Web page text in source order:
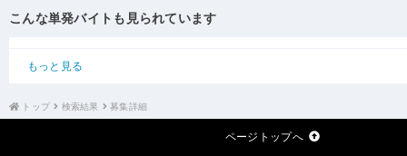
こんな単発バイトも見られています
もっと見る
トップ 検索結果 募集詳細
ページトップへ